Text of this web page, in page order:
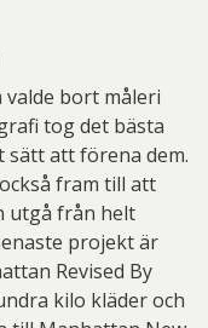
valde bort måleri
tog det bästa
sätt att förena dem.
fram till att
utgå från helt
projekt är
Revised By
kilo kläder och